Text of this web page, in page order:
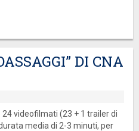
DI CNA
videofilmati (23 + 1 trailer di
media di 2-3 minuti, per